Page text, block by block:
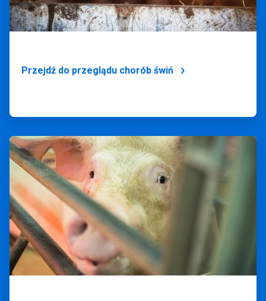
Przejdź do przeglądu chorób świń
ArticleTile
4
dla